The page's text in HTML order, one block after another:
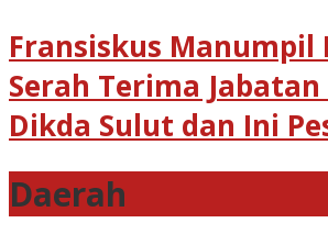
Fransiskus Manumpil
Serah Terima Jabatan
Dikda Sulut dan Ini
Daerah,
Info
Utama,
Daerah